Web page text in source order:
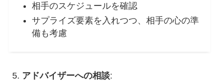
相手のスケジュールを確認
サプライズ要素を入れつつ、相手の心の準
備も考慮
アドバイザーへの相談: